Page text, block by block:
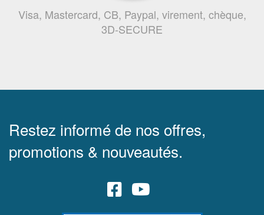
Visa, Mastercard, CB, Paypal, virement, chèque,
3D-SECURE
Restez informé de nos offres,
promotions & nouveautés.